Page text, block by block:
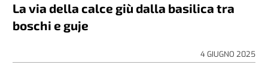
La via della calce giù dalla basilica tra
boschi e guje
4 GIUGNO 2025